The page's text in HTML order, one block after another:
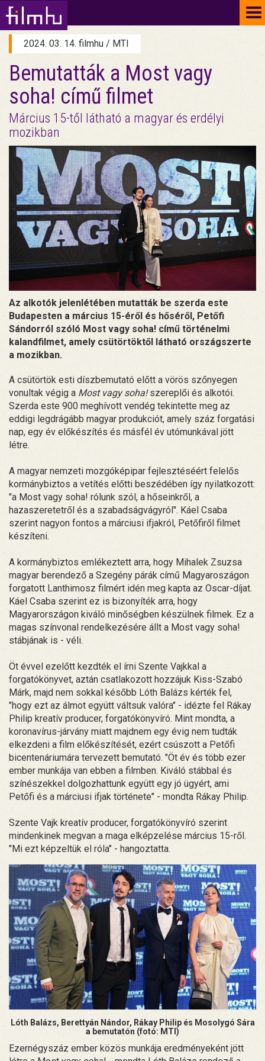
2024. 03. 14. filmhu / MTI
Bemutatták a Most vagy
soha! című filmet
Március 15-től látható a magyar és erdélyi
mozikban
Az alkotók jelenlétében mutatták be szerda este
Budapesten a március 15-éről és hőséről, Petőfi
Sándorról szóló Most vagy soha! című történelmi
kalandfilmet, amely csütörtöktől látható országszerte
a mozikban.
A csütörtök esti díszbemutató előtt a vörös szőnyegen
vonultak végig a Most vagy soha!szereplői és alkotói.
Szerda este 900 meghívott vendég tekintette meg az
eddigi legdrágább magyar produkciót, amely száz forgatási
nap, egy év előkészítés és másfél év utómunkával jött
létre.
A magyar nemzeti mozgóképipar fejlesztéséért felelős
kormánybiztos a vetítés előtti beszédében így nyilatkozott:
"a Most vagy soha! rólunk szól, a hőseinkről, a
hazaszeretetről és a szabadságvágyról". Káel Csaba
szerint nagyon fontos a márciusi ifjakról, Petőfiről filmet
készíteni.
A kormánybiztos emlékeztett arra, hogy Mihalek Zsuzsa
magyar berendező a Szegény párák című Magyaroszágon
forgatott Lanthimosz filmért idén meg kapta az Oscar-díjat.
Káel Csaba szerint ez is bizonyíték arra, hogy
Magyarországon kiváló minőségben készülnek filmek. Ez a
magas színvonal rendelkezésére állt a Most vagy soha!
stábjának is - véli.
Öt évvel ezelőtt kezdték el írni Szente Vajkkal a
forgatókönyvet, aztán csatlakozott hozzájuk Kiss-Szabó
Márk, majd nem sokkal később Lóth Balázs kérték fel,
"hogy ezt az álmot együtt váltsuk valóra" - idézte fel Rákay
Philip kreatív producer, forgatókönyvíró. Mint mondta, a
koronavírus-járvány miatt majdnem egy évig nem tudták
elkezdeni a film előkészítését, ezért csúszott a Petőfi
bicentenáriumára tervezett bemutató. "Öt év és több ezer
ember munkája van ebben a filmben. Kiváló stábbal és
színészekkel dolgozhattunk együtt egy jó ügyért, ami
Petőfi és a márciusi ifjak története" - mondta Rákay Philip.
Szente Vajk kreatív producer, forgatókönyvíró szerint
mindenkinek megvan a maga elképzelése március 15-ről.
"Mi ezt képzeltük el róla" - hangoztatta.
Lóth Balázs, Berettyán Nándor, Rákay Philip és Mosolygó Sára
a bemutatón (fotó: MTI)
Ezernégyszáz ember közös munkája eredményeként jött